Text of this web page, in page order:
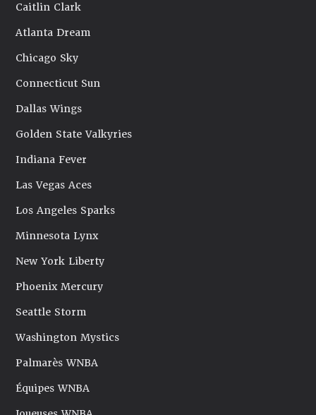
Caitlin Clark
Atlanta Dream
Chicago Sky
Connecticut Sun
Dallas Wings
Golden State Valkyries
Indiana Fever
Las Vegas Aces
Los Angeles Sparks
Minnesota Lynx
New York Liberty
Phoenix Mercury
Seattle Storm
Washington Mystics
Palmarès WNBA
Équipes WNBA